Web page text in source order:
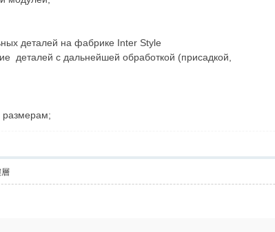
деталей на фабрике Inter Style
деталей с дальнейшей обработкой (присадкой,
размерам;